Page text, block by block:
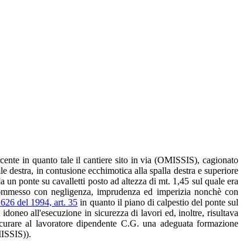
in quanto tale il cantiere sito in via (OMISSIS), cagionato
in contusione ecchimotica alla spalla destra e superiore
ponte su cavalletti posto ad altezza di mt. 1,45 sul quale era
con negligenza, imprudenza ed imperizia nonchè con
del 1994, art. 35 in quanto il piano di calpestio del ponte sul
all'esecuzione in sicurezza di lavori ed, inoltre, risultava
al lavoratore dipendente C.G. una adeguata formazione